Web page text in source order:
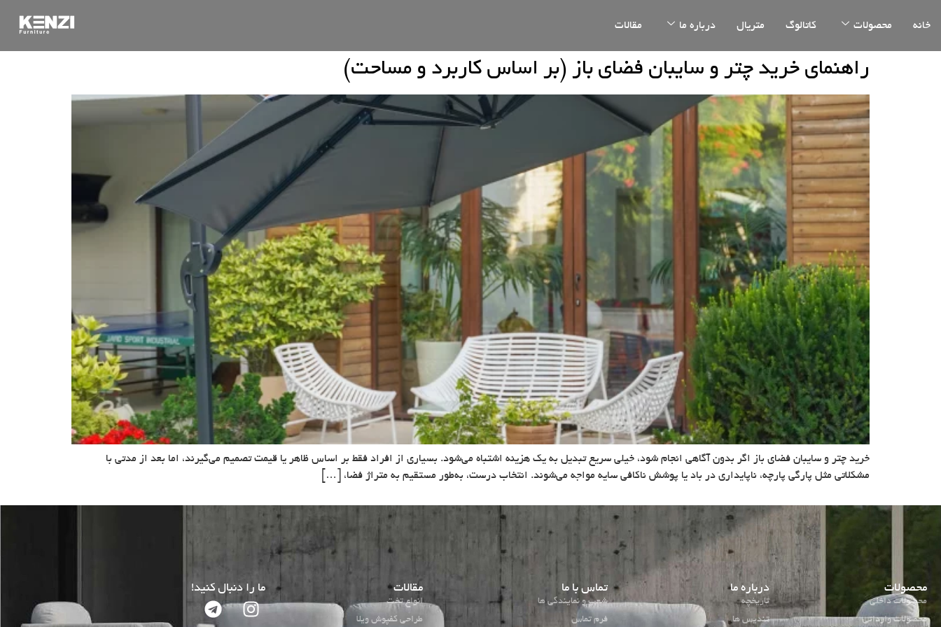
خانه محصولات کاتالوگ متریال درباره ما مقالات
راهنمای خرید چتر و سایبان فضای باز (بر اساس کاربرد و مساحت)
خرید چتر و سایبان فضای باز اگر بدون آگاهی انجام شود، خیلی سریع تبدیل به یک هزینه اشتباه می‌شود. بسیاری از افراد فقط بر اساس ظاهر یا قیمت تصمیم می‌گیرند، اما بعد از مدتی با
مشکلاتی مثل پارگی پارچه، ناپایداری در باد یا پوشش ناکافی سایه مواجه می‌شوند. انتخاب درست، به‌طور مستقیم به متراژ فضا، […]
محصولات
محصولات داخلی
محصولات وارداتی
درباره ما
تاریخچه
تندیس ها
تماس با ما
شعب و نمایندگی ها
فرم تماس
مقالات
انواع تخت
طراحی کفپوش ویلا
ما را دنبال کنید!